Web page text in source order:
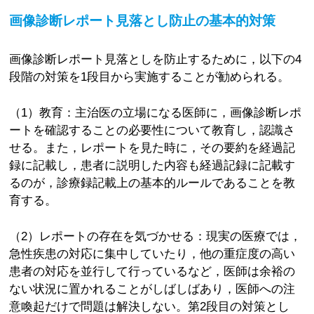
画像診断レポート見落とし防止の基本的対策
画像診断レポート見落としを防止するために，以下の4
段階の対策を1段目から実施することが勧められる。
（1）教育：主治医の立場になる医師に，画像診断レポ
ートを確認することの必要性について教育し，認識さ
せる。また，レポートを見た時に，その要約を経過記
録に記載し，患者に説明した内容も経過記録に記載す
るのが，診療録記載上の基本的ルールであることを教
育する。
（2）レポートの存在を気づかせる：現実の医療では，
急性疾患の対応に集中していたり，他の重症度の高い
患者の対応を並行して行っているなど，医師は余裕の
ない状況に置かれることがしばしばあり，医師への注
意喚起だけで問題は解決しない。第2段目の対策とし